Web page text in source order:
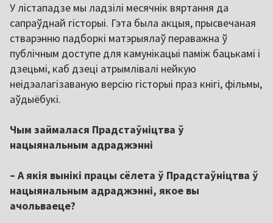
У лістападзе мы ладзілі месячнік вяртання да
сапраўднай гісторыі. Гэта была акцыя, прысвечаная
стварэнню падборкі матэрыялаў пераважна ў
публічным доступе для камунікацыі паміж бацькамі і
дзецьмі, каб дзеці атрымлівалі нейкую
неідэалагізаваную версію гісторыі праз кнігі, фільмы,
аўдыёбукі.
Чым займалася Прадстаўніцтва ў
нацыянальным адраджэнні
– А якія вынікі працы сёлета ў Прадстаўніцтва ў
нацыянальным адраджэнні, якое вы
ачольваеце?